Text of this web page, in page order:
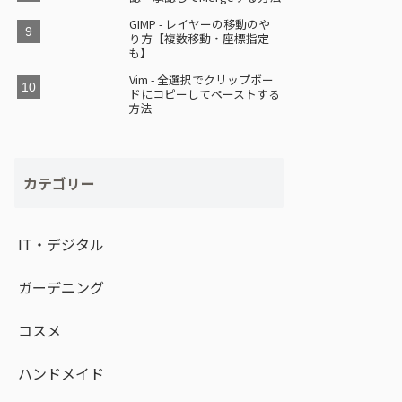
GIMP - レイヤーの移動のや
り方【複数移動・座標指定
も】
Vim - 全選択でクリップボー
ドにコピーしてペーストする
方法
カテゴリー
IT・デジタル
ガーデニング
コスメ
ハンドメイド